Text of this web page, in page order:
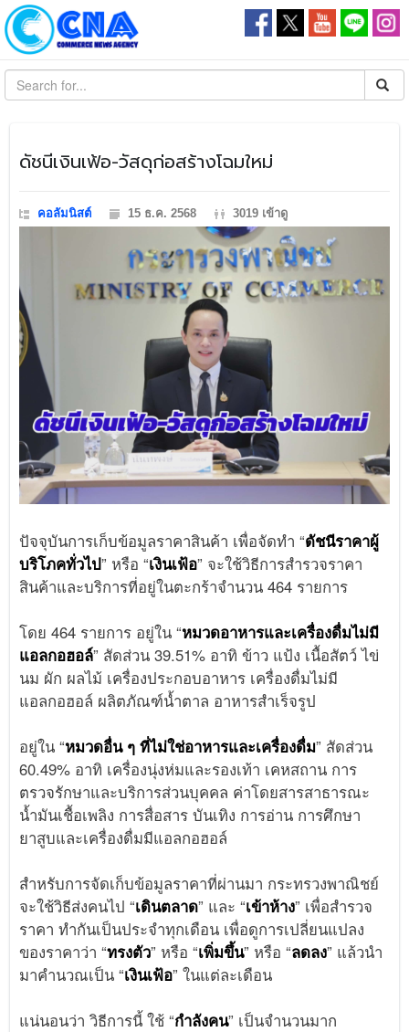
​ดัชนีเงินเฟ้อ-วัสดุก่อสร้างโฉมใหม่
คอลัมนิสต์ 15 ธ.ค. 2568 3019 เข้าดู
ปัจจุบันการเก็บข้อมูลราคาสินค้า เพื่อจัดทำ “ดัชนีราคาผู้
บริโภคทั่วไป” หรือ “เงินเฟ้อ” จะใช้วิธีการสำรวจราคา
สินค้าและบริการที่อยู่ในตะกร้าจำนวน 464 รายการ
โดย 464 รายการ อยู่ใน “หมวดอาหารและเครื่องดื่มไม่มี
แอลกอฮอล์” สัดส่วน 39.51% อาทิ ข้าว แป้ง เนื้อสัตว์ ไข่
นม ผัก ผลไม้ เครื่องประกอบอาหาร เครื่องดื่มไม่มี
แอลกอฮอล์ ผลิตภัณฑ์น้ำตาล อาหารสำเร็จรูป
อยู่ใน “หมวดอื่น ๆ ที่ไม่ใช่อาหารและเครื่องดื่ม” สัดส่วน
60.49% อาทิ เครื่องนุ่งห่มและรองเท้า เคหสถาน การ
ตรวจรักษาและบริการส่วนบุคคล ค่าโดยสารสาธารณะ
น้ำมันเชื้อเพลิง การสื่อสาร บันเทิง การอ่าน การศึกษา
ยาสูบและเครื่องดื่มมีแอลกอฮอล์
สำหรับการจัดเก็บข้อมูลราคาที่ผ่านมา กระทรวงพาณิชย์
จะใช้วิธีส่งคนไป “เดินตลาด” และ “เข้าห้าง” เพื่อสำรวจ
ราคา ทำกันเป็นประจำทุกเดือน เพื่อดูการเปลี่ยนแปลง
ของราคาว่า “ทรงตัว” หรือ “เพิ่มขึ้น” หรือ “ลดลง” แล้วนำ
มาคำนวณเป็น “เงินเฟ้อ” ในแต่ละเดือน
แน่นอนว่า วิธีการนี้ ใช้ “กำลังคน” เป็นจำนวนมาก